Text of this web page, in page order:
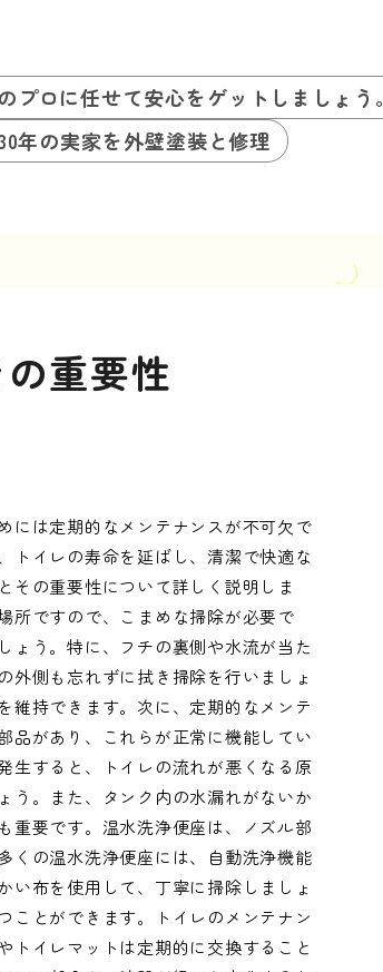
プロに任せて安心をゲットしましょう。
年の実家を外壁塗装と修理
重要性
には定期的なメンテナンスが不可欠で
トイレの寿命を延ばし、清潔で快適な
その重要性について詳しく説明しま
所ですので、こまめな掃除が必要で
ょう。特に、フチの裏側や水流が当た
外側も忘れずに拭き掃除を行いましょ
維持できます。次に、定期的なメンテ
品があり、これらが正常に機能してい
生すると、トイレの流れが悪くなる原
う。また、タンク内の水漏れがないか
重要です。温水洗浄便座は、ノズル部
くの温水洗浄便座には、自動洗浄機能
い布を使用して、丁寧に掃除しましょ
ことができます。トイレのメンテナン
トイレマットは定期的に交換すること